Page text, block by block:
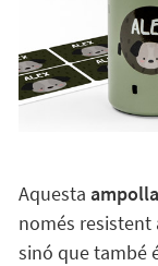
Aquesta
només
sinó que també